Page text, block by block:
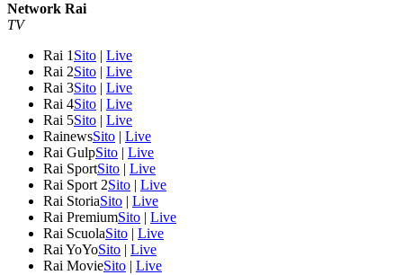
Network Rai
TV
Rai 1 Sito | Live
Rai 2Sito | Live
Rai 3Sito | Live
Rai 4Sito | Live
Rai 5Sito | Live
RainewsSito | Live
Rai GulpSito | Live
Rai SportSito | Live
Rai Sport 2Sito | Live
Rai StoriaSito | Live
Rai PremiumSito | Live
Rai ScuolaSito | Live
Rai YoYoSito | Live
Rai MovieSito | Live